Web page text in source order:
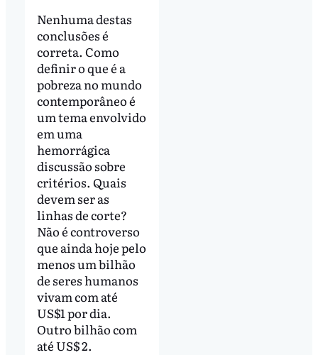
Nenhuma destas
conclusões é
correta. Como
definir o que é a
pobreza no mundo
contemporâneo é
um tema envolvido
em uma
hemorrágica
discussão sobre
critérios. Quais
devem ser as
linhas de corte?
Não é controverso
que ainda hoje pelo
menos um bilhão
de seres humanos
vivam com até
US$1 por dia.
Outro bilhão com
até US$ 2.